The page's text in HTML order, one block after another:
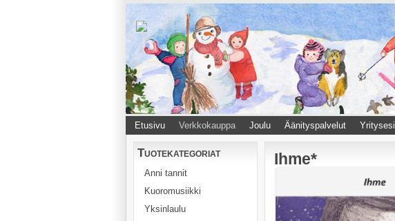
Etusivu Verkkokauppa Joulu Äänityspalvelut
Tuotekategoriat
Anni tannit
Kuoromusiikki
Yksinlaulu
Ihme*